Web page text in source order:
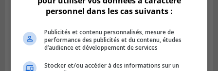
personnel dans les cas suivants :
Publicités et contenu personnalisés, mesure de
performance des publicités et du contenu, études
d’audience et développement de services
Stocker et/ou accéder à des informations sur un